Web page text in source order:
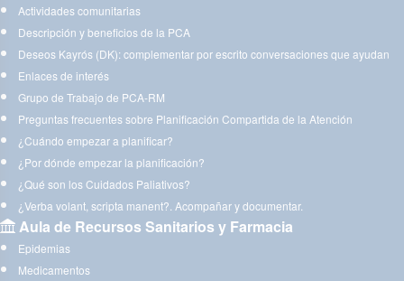
Actividades comunitarias
Descripción y beneficios de la PCA
Deseos Kayrós (DK): complementar por escrito conversaciones que ayudan
Enlaces de interés
Grupo de Trabajo de PCA-RM
Preguntas frecuentes sobre Planificación Compartida de la Atención
¿Cuándo empezar a planificar?
¿Por dónde empezar la planificación?
¿Qué son los Cuidados Paliativos?
¿Verba volant, scripta manent?. Acompañar y documentar.
Aula de Recursos Sanitarios y Farmacia
Epidemias
Medicamentos